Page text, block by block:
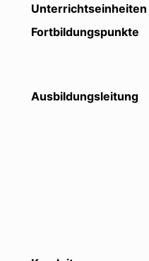
Unterrichtseinheiten
Fortbildungspunkte
Ausbildungsleitung